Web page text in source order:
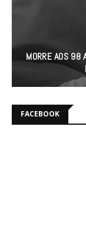
MORRE AOS 98
FACEBOOK